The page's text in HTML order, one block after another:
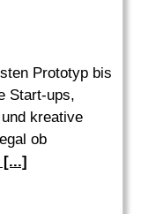
Prototyp bis
Start-ups,
kreative
ob
[...]